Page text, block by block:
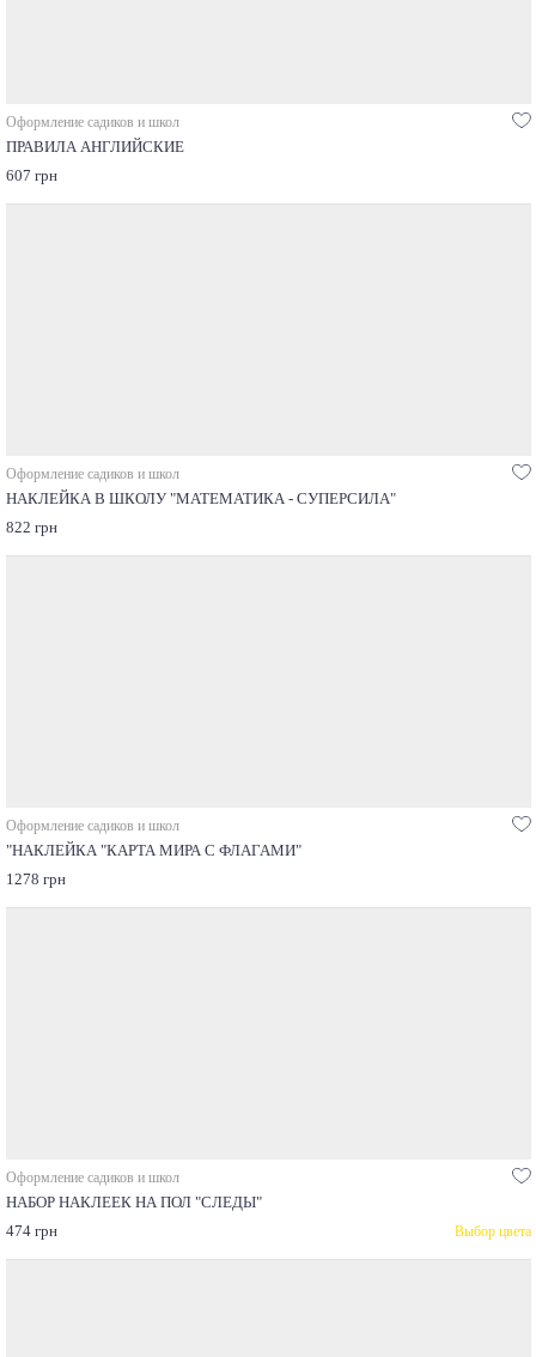
Оформление садиков и школ
ПРАВИЛА АНГЛИЙСКИЕ
607 грн
Оформление садиков и школ
НАКЛЕЙКА В ШКОЛУ "МАТЕМАТИКА - СУПЕРСИЛА"
822 грн
Оформление садиков и школ
"НАКЛЕЙКА "КАРТА МИРА С ФЛАГАМИ"
1278 грн
Оформление садиков и школ
НАБОР НАКЛЕЕК НА ПОЛ "СЛЕДЫ"
474 грн
Выбор цвета